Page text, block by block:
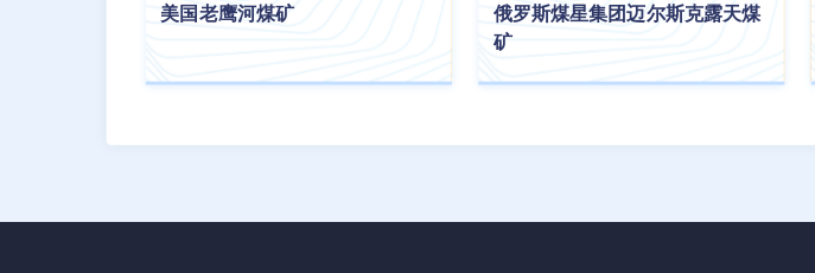
美国老鹰河煤矿
俄罗斯煤星集团迈尔斯克露天煤
矿